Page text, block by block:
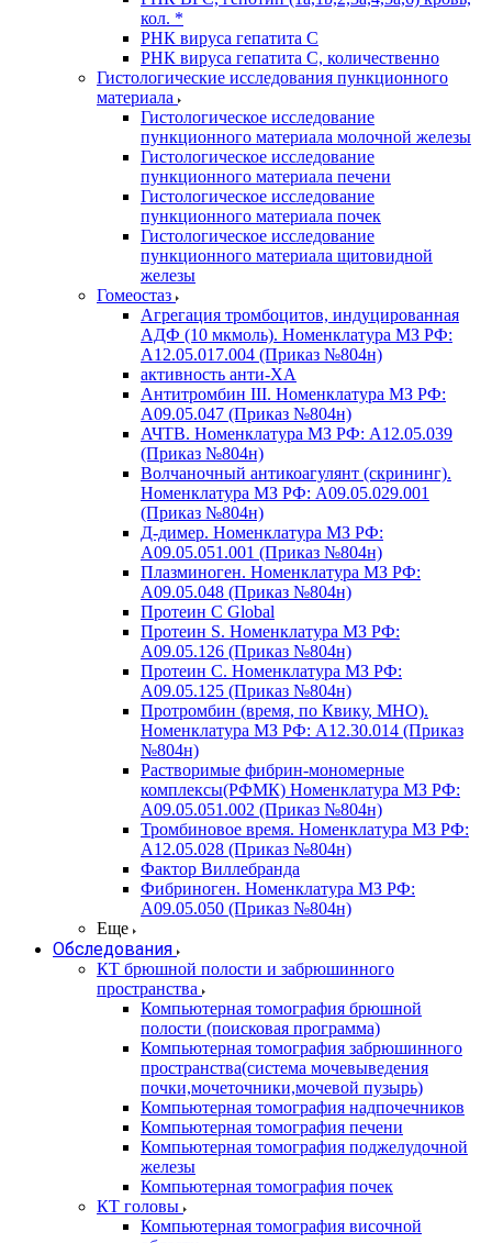
кол. *
РНК вируса гепатита C
РНК вируса гепатита C, количественно
Гистологические исследования пункционного
материала
Гистологическое исследование
пункционного материала молочной железы
Гистологическое исследование
пункционного материала печени
Гистологическое исследование
пункционного материала почек
Гистологическое исследование
пункционного материала щитовидной
железы
Гомеостаз
Агрегация тромбоцитов, индуцированная
АДФ (10 мкмоль). Номенклатура МЗ РФ:
A12.05.017.004 (Приказ №804н)
активность анти-ХА
Антитромбин III. Номенклатура МЗ РФ:
A09.05.047 (Приказ №804н)
АЧТВ. Номенклатура МЗ РФ: A12.05.039
(Приказ №804н)
Волчаночный антикоагулянт (скрининг).
Номенклатура МЗ РФ: A09.05.029.001
(Приказ №804н)
Д-димер. Номенклатура МЗ РФ:
A09.05.051.001 (Приказ №804н)
Плазминоген. Номенклатура МЗ РФ:
A09.05.048 (Приказ №804н)
Протеин C Global
Протеин S. Номенклатура МЗ РФ:
A09.05.126 (Приказ №804н)
Протеин С. Номенклатура МЗ РФ:
A09.05.125 (Приказ №804н)
Протромбин (время, по Квику, МНО).
Номенклатура МЗ РФ: A12.30.014 (Приказ
№804н)
Растворимые фибрин-мономерные
комплексы(РФМК) Номенклатура МЗ РФ:
A09.05.051.002 (Приказ №804н)
Тромбиновое время. Номенклатура МЗ РФ:
A12.05.028 (Приказ №804н)
Фактор Виллебранда
Фибриноген. Номенклатура МЗ РФ:
A09.05.050 (Приказ №804н)
Еще
Обследования
КТ брюшной полости и забрюшинного
пространства
Компьютерная томография брюшной
полости (поисковая программа)
Компьютерная томография забрюшинного
пространства(система мочевыведения
почки,мочеточники,мочевой пузырь)
Компьютерная томография надпочечников
Компьютерная томография печени
Компьютерная томография поджелудочной
железы
Компьютерная томография почек
КТ головы
Компьютерная томография височной